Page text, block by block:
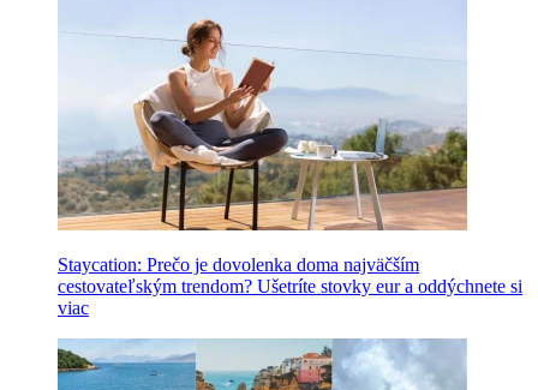
Staycation: Prečo je dovolenka doma najväčším
cestovateľským trendom? Ušetríte stovky eur a oddýchnete si
viac